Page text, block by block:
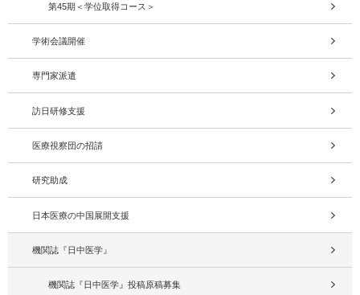
第45期＜学位取得コース＞
学術会議開催
専門家派遣
訪日研修支援
医療視察団の招請
研究助成
日本医療の中国展開支援
機関誌『日中医学』
機関誌『日中医学』投稿原稿募集